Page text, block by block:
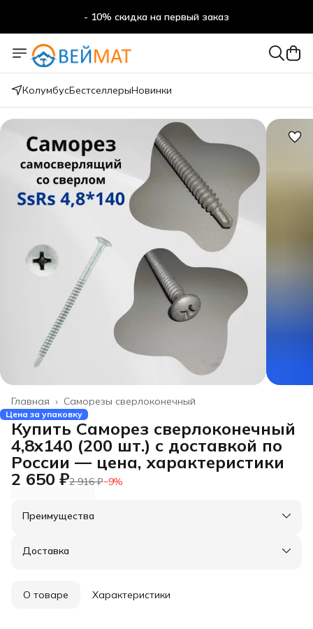
- 10% скидка на первый заказ
- 10% скидка на первый заказ
КолумбусБестселлерыНовинки
Саморезы сверлоконечный
Главная ›
Цена за упаковку
Купить Саморез сверлоконечный
4,8x140 (200 шт.) с доставкой по
России — цена, характеристики
2 650 ₽2 916 ₽−9%
Преимущества
Оплата частями в Сплит
Удобный возврат
Доставка
О товаре Характеристики